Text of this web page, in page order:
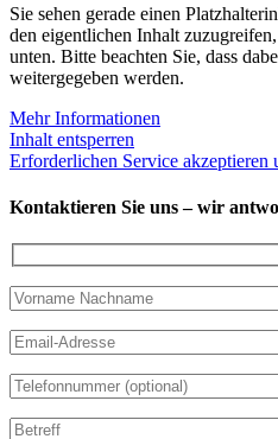
Sie sehen gerade einen
den eigentlichen Inhalt
unten. Bitte beachten Sie, dass
weitergegeben werden.
Mehr Informationen
Inhalt entsperren
Erforderlichen Service akzeptieren
Kontaktieren Sie uns – wir